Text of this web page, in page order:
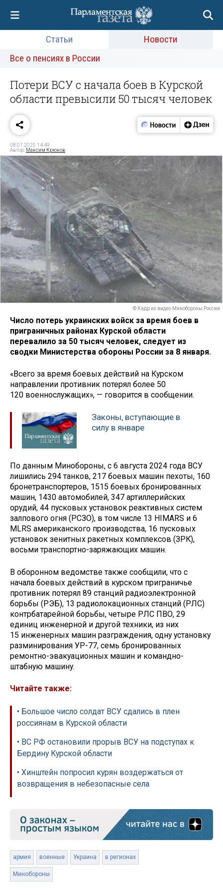
Статьи
Новости
Все о пенсиях в России
Потери ВСУ с начала боев в Курской
области превысили 50 тысяч человек
08.01.2025 14:49
Автор: Максим Крюков
© Кадр из видео Минобороны России
Число потерь украинских войск за время боев в
приграничных районах Курской области
перевалило за 50 тысяч человек, следует из
сводки Министерства обороны России за 8 января.
«Всего за время боевых действий на Курском
направлении противник потерял более 50
120 военнослужащих», — говорится в сообщении.
Законы, вступающие в
силу в январе
По данным Минобороны, с 6 августа 2024 года ВСУ
лишились 294 танков, 217 боевых машин пехоты, 160
бронетранспортеров, 1515 боевых бронированных
машин, 1430 автомобилей, 347 артиллерийских
орудий, 44 пусковых установок реактивных систем
залпового огня (РСЗО), в том числе 13 HIMARS и 6
MLRS американского производства, 16 пусковых
установок зенитных ракетных комплексов (ЗРК),
восьми транспортно-заряжающих машин.
В оборонном ведомстве также сообщили, что с
начала боевых действий в курском приграничье
противник потерял 89 станций радиоэлектронной
борьбы (РЭБ), 13 радиолокационных станций (РЛС)
контрбатарейной борьбы, четыре РЛС ПВО, 29
единиц инженерной и другой техники, из них
15 инженерных машин разграждения, одну установку
разминирования УР-77, семь бронированных
ремонтно-эвакуационных машин и командно-
штабную машину.
Читайте также:
• Большое число солдат ВСУ сдались в плен
россиянам в Курской области
• ВС РФ остановили прорыв ВСУ на подступах к
Бердину Курской области
• Хинштейн попросил курян воздержаться от
возвращения в небезопасные села
армия военные Украина в регионах
Минобороны